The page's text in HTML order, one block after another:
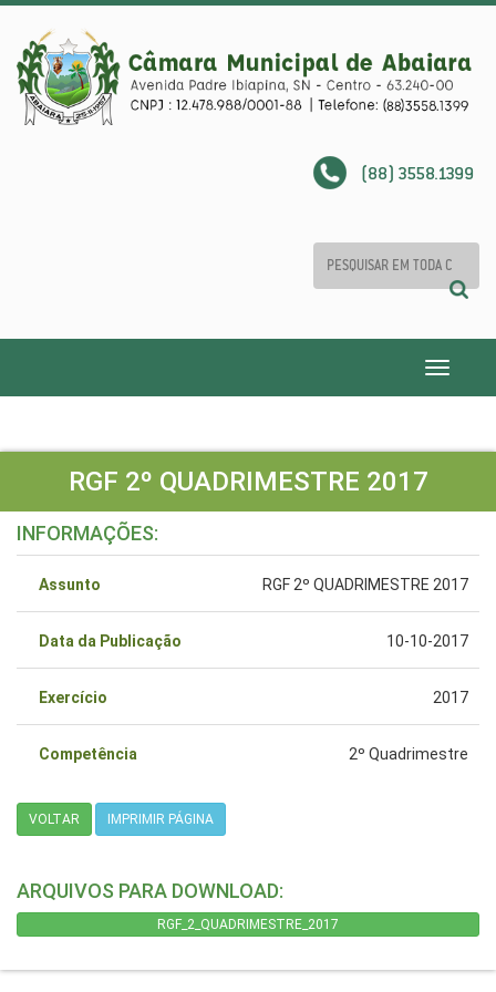
(88) 3558.1399
Toggle
RGF 2º QUADRIMESTRE 2017
INFORMAÇÕES:
Assunto RGF 2º QUADRIMESTRE 2017
Data da Publicação 10-10-2017
Exercício 2017
Competência 2º Quadrimestre
VOLTAR IMPRIMIR PÁGINA
ARQUIVOS PARA DOWNLOAD:
RGF_2_QUADRIMESTRE_2017